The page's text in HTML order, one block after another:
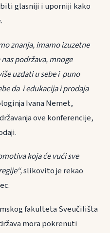
glasniji i uporniji kako
znanja, imamo izuzetne
podržava, mnoge
uzdati u sebe i puno
da i edukacija i prodaja
Ivana Nemet,
ove konferencije,
koja će vući sve
slikovito je rekao
fakulteta Sveučilišta
mora pokrenuti